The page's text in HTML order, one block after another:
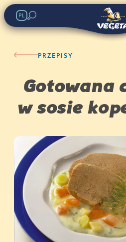
PL
PRZEPISY
Gotowana
w sosie